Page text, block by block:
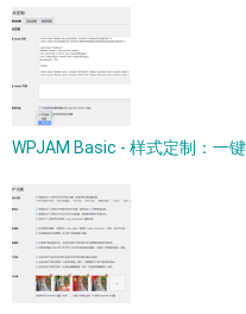
WPJAM Basic - 样式定制：一